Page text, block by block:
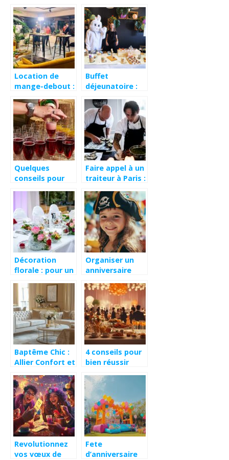
réussir
l’organisation
d’un projet
événementiel
assurer
l’organisation
d’un événement
Location de
mange-debout :
avantages ?
Buffet
déjeunatoire :
d’engager un
traiteur
événementiel
Quelques
conseils pour
une réception
Faire appel à un
traiteur à Paris :
et pourquoi un
traiteur
gastronomique ?
Décoration
florale : pour un
captivant et
exceptionnel
Organiser un
anniversaire
thème des
pirates
Baptême Chic :
Allier Confort et
Toute
Simplicité pour
les Petits
Princes
4 conseils pour
bien réussir
de vos
événements
festifs : établir
un
chronogramme
efficace
Revolutionnez
vos vœux de
Fete
d’anniversaire